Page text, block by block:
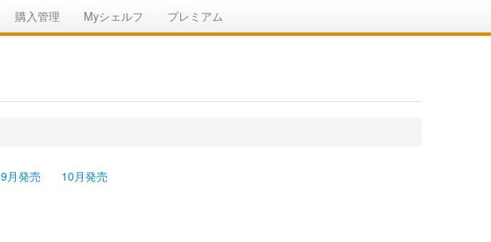
購入管理 Myシェルフ プレミアム
9月発売 10月発売